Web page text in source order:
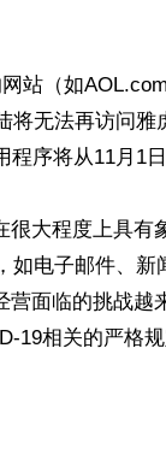
站（如
将无法再访问
序将从11月1日
很大程度上具
如电子邮件、
面临的挑战越
19相关的严格